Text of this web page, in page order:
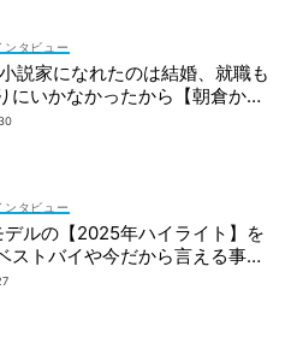
ンタビュー
説家になれたのは結婚、就職も
にいかなかったから【朝倉かす
ンタビュー
デルの【2025年ハイライト】を
ストバイや今だから言える事件